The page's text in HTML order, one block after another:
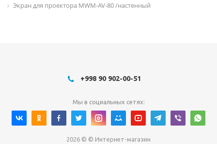
Экран для проектора MWM-AV-80 /настенный
+998 90 902-00-51
Мы в социальных сетях:
2026 © © Интернет-магазин